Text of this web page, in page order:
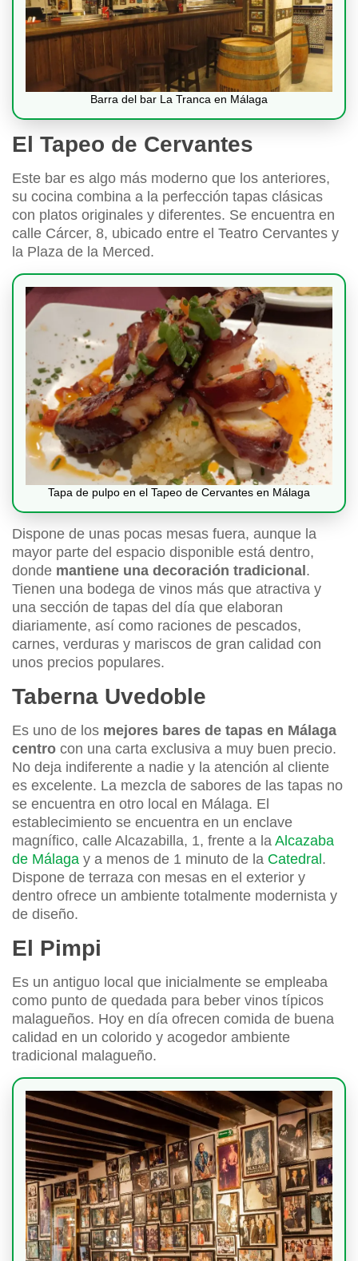
Barra del bar La Tranca en Málaga
El Tapeo de Cervantes
Este bar es algo más moderno que los anteriores,
su cocina combina a la perfección tapas clásicas
con platos originales y diferentes. Se encuentra en
calle Cárcer, 8, ubicado entre el Teatro Cervantes y
la Plaza de la Merced.
Tapa de pulpo en el Tapeo de Cervantes en Málaga
Dispone de unas pocas mesas fuera, aunque la
mayor parte del espacio disponible está dentro,
donde mantiene una decoración tradicional .
Tienen una bodega de vinos más que atractiva y
una sección de tapas del día que elaboran
diariamente, así como raciones de pescados,
carnes, verduras y mariscos de gran calidad con
unos precios populares.
Taberna Uvedoble
Es uno de los mejores bares de tapas en Málaga
centro con una carta exclusiva a muy buen precio.
No deja indiferente a nadie y la atención al cliente
es excelente. La mezcla de sabores de las tapas no
se encuentra en otro local en Málaga. El
establecimiento se encuentra en un enclave
magnífico, calle Alcazabilla, 1, frente a la Alcazaba
de Málaga y a menos de 1 minuto de la Catedral .
Dispone de terraza con mesas en el exterior y
dentro ofrece un ambiente totalmente modernista y
de diseño.
El Pimpi
Es un antiguo local que inicialmente se empleaba
como punto de quedada para beber vinos típicos
malagueños. Hoy en día ofrecen comida de buena
calidad en un colorido y acogedor ambiente
tradicional malagueño.